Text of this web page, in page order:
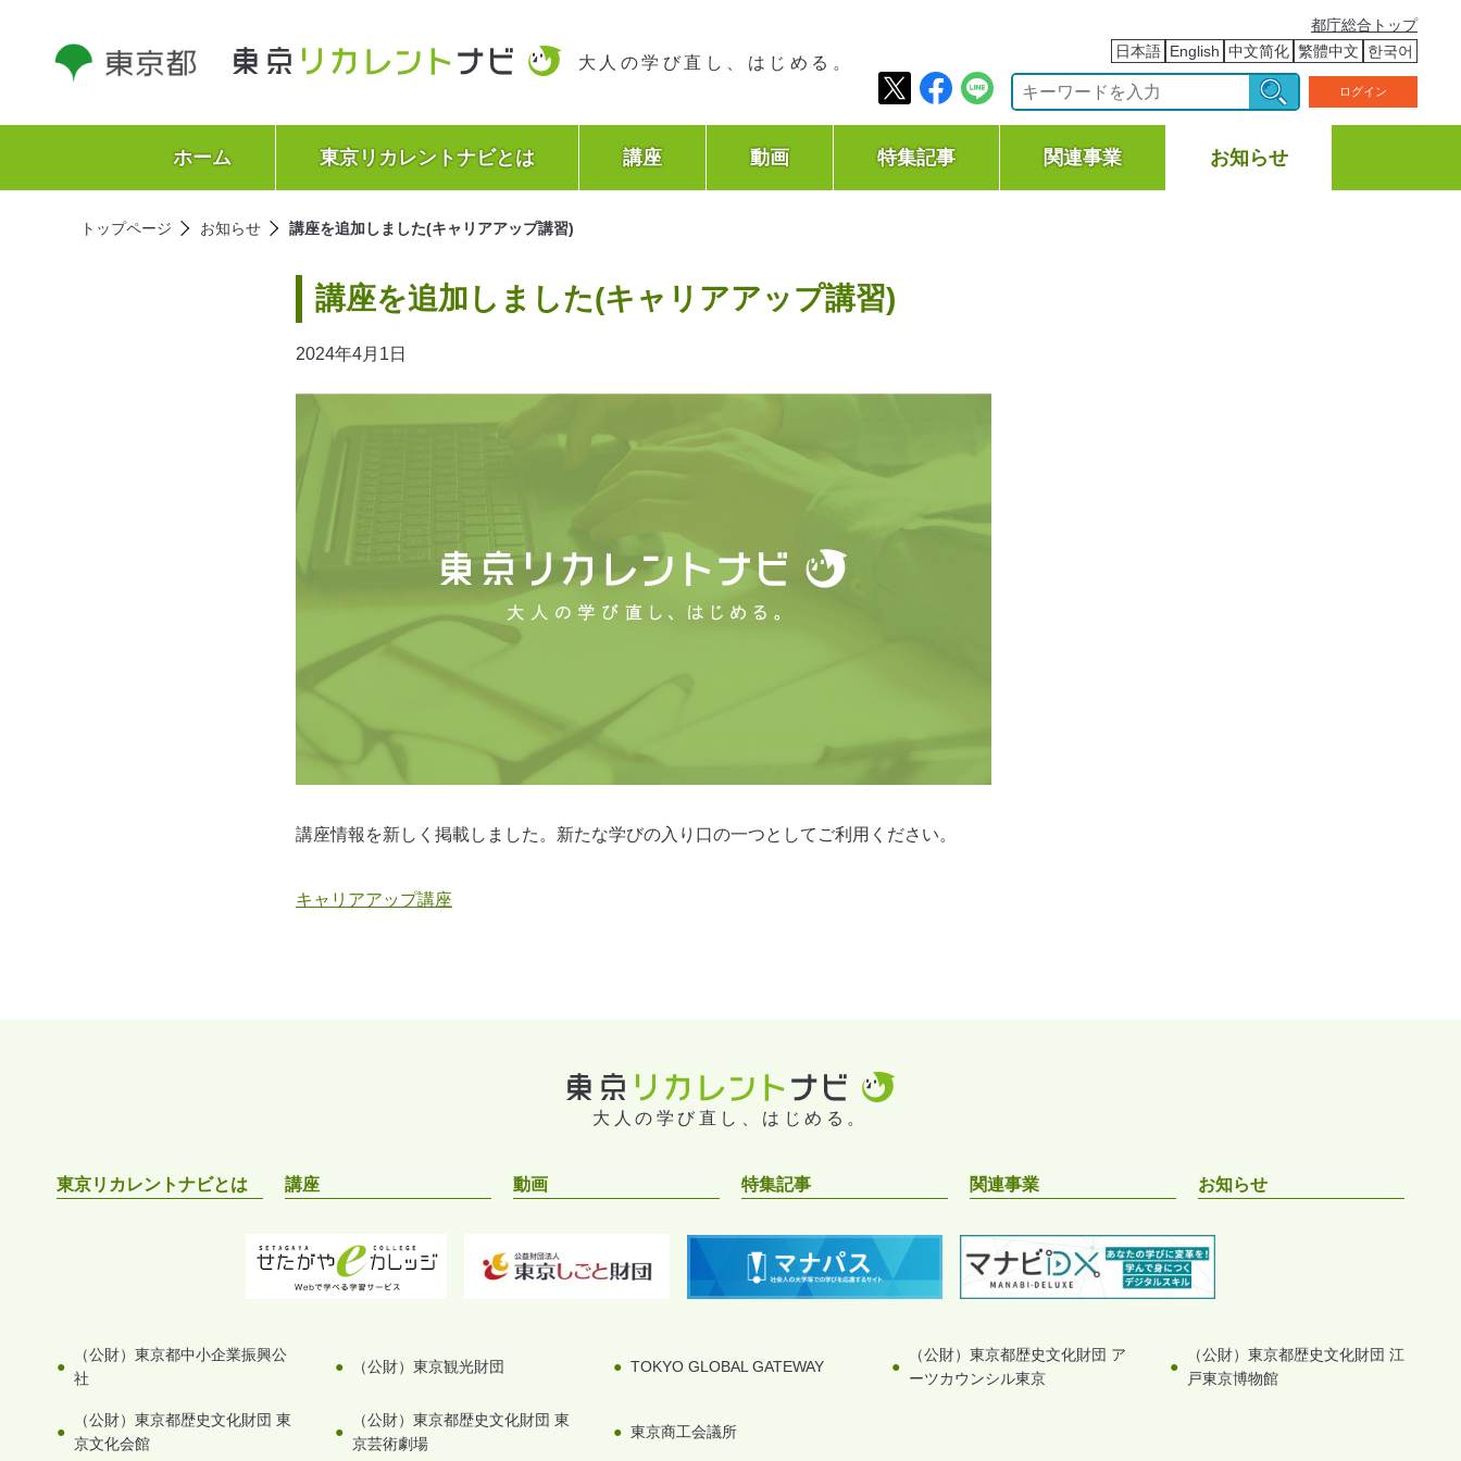
大人の学び直し、はじめる。
都庁総合トップ
日本語 English 中文简化 繁體中文 한국어
ログイン
ホーム 東京リカレントナビとは 講座 動画 特集記事 関連事業 お知らせ
トップページ お知らせ 講座を追加しました(キャリアアップ講習)
講座を追加しました(キャリアアップ講習)
2024年4月1日
講座情報を新しく掲載しました。新たな学びの入り口の一つとしてご利用ください。
キャリアアップ講座
大人の学び直し、はじめる。
東京リカレントナビとは 講座 動画 特集記事 関連事業 お知らせ
（公財）東京都中小企業振興公
社
（公財）東京観光財団 TOKYO GLOBAL GATEWAY
（公財）東京都歴史文化財団 ア
ーツカウンシル東京
（公財）東京都歴史文化財団 江
戸東京博物館
（公財）東京都歴史文化財団 東
京文化会館
（公財）東京都歴史文化財団 東
京芸術劇場
東京商工会議所